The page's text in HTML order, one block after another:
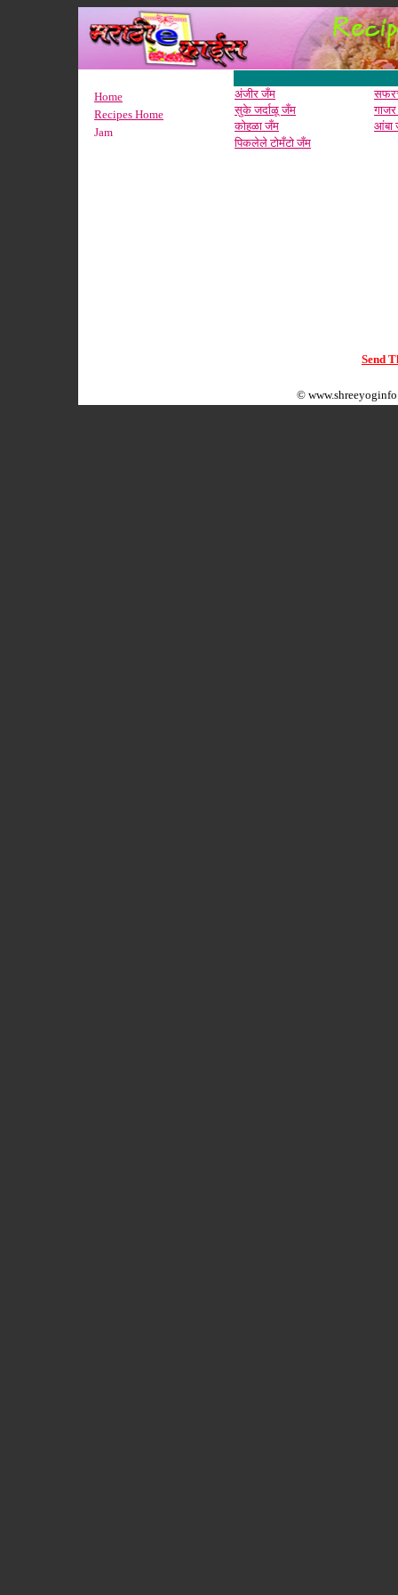
Home
Recipes Home
Jam
अंजीर जँम
सुके जर्दाळू जँम
कोहळा जँम
आंबा
पिकलेले टोमँटो जँम
Send
©